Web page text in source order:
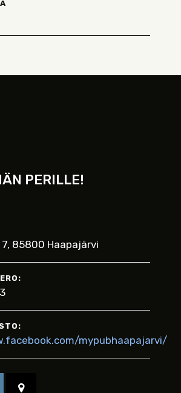
PERILLE!
85800 Haapajärvi
mypubhaapajarvi/